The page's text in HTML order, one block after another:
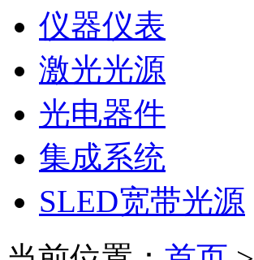
仪器仪表
激光光源
光电器件
集成系统
SLED宽带光源